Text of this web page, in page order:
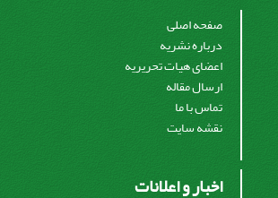
صفحه اصلی
درباره نشریه
اعضای هیات تحریریه
ارسال مقاله
تماس با ما
نقشه سایت
اخبار و اعلانات